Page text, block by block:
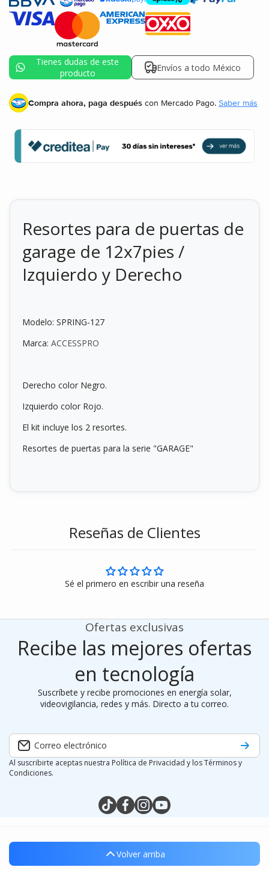
Tienes dudas de este
producto
Envíos a todo México
Compra ahora, paga después con Mercado Pago. Saber más
Resortes para de puertas de
garage de 12x7pies /
Izquierdo y Derecho
Modelo: SPRING-127
Marca: ACCESSPRO
Derecho color Negro.
Izquierdo color Rojo.
El kit incluye los 2 resortes.
Resortes de puertas para la serie "GARAGE"
Reseñas de Clientes
Sé el primero en escribir una reseña
Ofertas exclusivas
Recibe las mejores ofertas
en tecnología
Suscríbete y recibe promociones en energía solar,
videovigilancia, redes y más. Directo a tu correo.
Correo electrónico
Al suscribirte aceptas nuestra Política de Privacidad y los Términos y
Condiciones.
tiktokcom/@silymx
facebookcom/silymx
instagramcom/silymx
youtubecom/@silymx
wame/525584218080
Volver arriba